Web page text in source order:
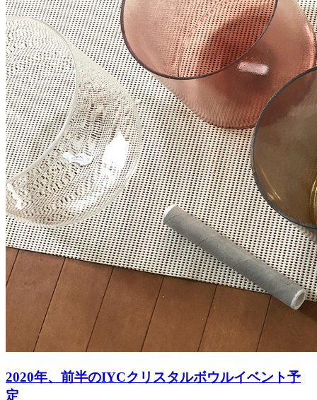
2020年、前半のIYCクリスタルボウルイベント予
定